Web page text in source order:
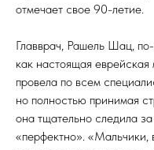
отмечает свое 90-летие.
Главврач, Рашель Шац,
как настоящая
провела по всем
но полностью принимая
она тщательно следила
«перфектно». «Мальчики,